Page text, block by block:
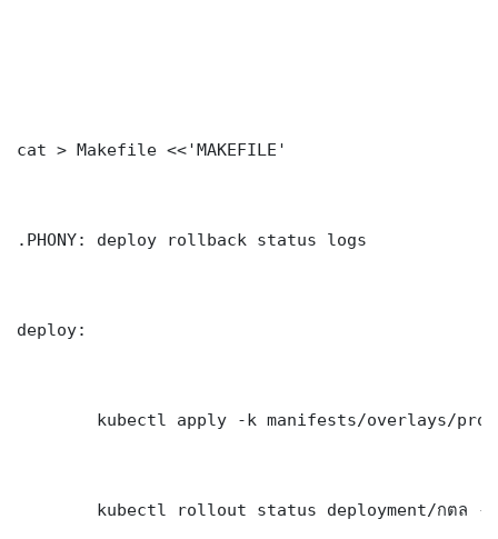
cat > Makefile <<'MAKEFILE'
.PHONY: deploy rollback status logs
deploy: